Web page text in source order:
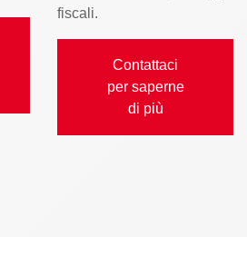
fiscali.
Contattaci
per saperne
di più